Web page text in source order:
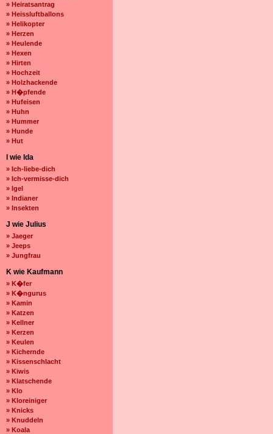
» Heiratsantrag
» Heissluftballons
» Helikopter
» Herzen
» Heulende
» Hexen
» Hirten
» Hochzeit
» Holzhackende
» H�pfende
» Hufeisen
» Huhn
» Hummer
» Hunde
» Hut
I wie Ida
» Ich-liebe-dich
» Ich-vermisse-dich
» Igel
» Indianer
» Insekten
J wie Julius
» Jaeger
» Jeeps
» Jungfrau
K wie Kaufmann
» K�fer
» K�ngurus
» Kamin
» Katzen
» Kellner
» Kerzen
» Keulen
» Kichernde
» Kissenschlacht
» Kiwis
» Klatschende
» Klo
» Kloreiniger
» Knicks
» Knuddeln
» Koala